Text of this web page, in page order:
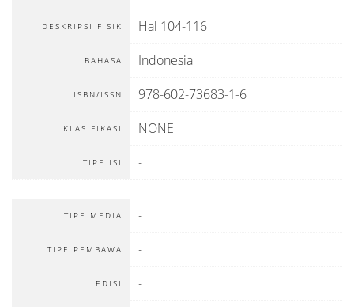
DESKRIPSI FISIK Hal 104-116
BAHASA Indonesia
ISBN/ISSN 978-602-73683-1-6
KLASIFIKASI NONE
TIPE ISI -
TIPE MEDIA -
TIPE PEMBAWA -
EDISI -